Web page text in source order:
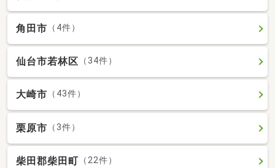
角田市 （4件）
仙台市若林区 （34件）
大崎市 （43件）
栗原市 （3件）
柴田郡柴田町 （22件）